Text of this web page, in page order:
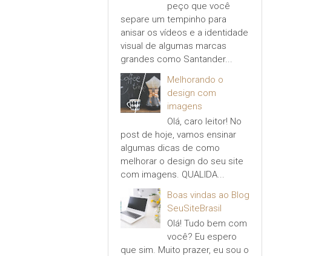
peço que você
separe um tempinho para
anisar os vídeos e a identidade
visual de algumas marcas
grandes como Santander...
Melhorando o
design com
imagens
Olá, caro leitor! No
post de hoje, vamos ensinar
algumas dicas de como
melhorar o design do seu site
com imagens. QUALIDA...
Boas vindas ao Blog
SeuSiteBrasil
Olá! Tudo bem com
você? Eu espero
que sim. Muito prazer, eu sou o